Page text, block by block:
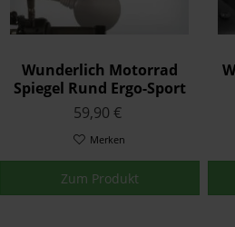
Wunderlich Motorrad
Spiegel Rund Ergo-Sport
59,90 €
Merken
Zum Produkt